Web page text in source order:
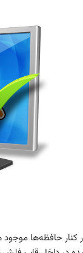
در کنار حافظه‌ها